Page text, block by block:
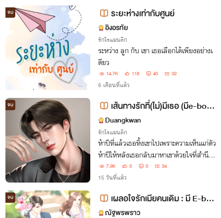
จบ ระยะห่างเท่ากับศูนย์
อิงอรทัย
รักโรแมนติก
ระหว่าง ลูก กับ เขา เธอเลือกได้เพียงอย่างเ
ดียว
14.7K 118 40 32
6 เดือนที่แล้ว
จบ
เส้นทางรักที่(ไม่)มีเธอ (มีe-boo
k)Duangkwan
รักโรแมนติก
ห้าปีที่แล้วเธอทิ้งเขาไปเพราะความเห็นแก่ตัว
ห้าปีให้หลังเธอกลับมาหาเขาด้วยใจที่สำนึก
ผิด แต่กลับพบว่าที่ว่างข้างกายเขามีเจ้าของไ
ปเสียแล้ว
7.9K 3 0 34
15 วันที่แล้ว
จบ
เผลอใจรักเมียคนเดิม : มี E-boo
k ณัฐพรพราว